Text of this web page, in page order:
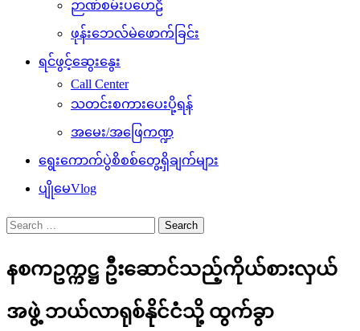
ဉာဏ်စမ်းပဟေဠိ
ဖုန်းဘေလ်မဲဖောက်ခြင်း
ရင်ဖွင့်ဆွေးနွေး
Call Center
သတင်းစကားပေးပို့ရန်
အမေး/အဖြေကဏ္ဍ
ရွေးကောက်ပွဲစိစစ်တွေ့ရှိချက်များ
ပျိုမေVlog
Search
for:
နစကဥက္ကဋ္ဌ ဦးဆောင်သည့်ကိုယ်စားလှယ်
အဖွဲ့ ဘယ်လာရုစ်နိုင်ငံသို့ ထွက်ခွာ